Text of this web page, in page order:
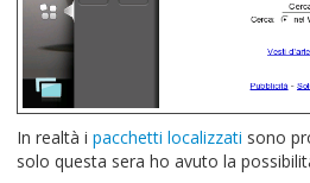
In realtà i pacchetti localizzati sono
solo questa sera ho avuto la